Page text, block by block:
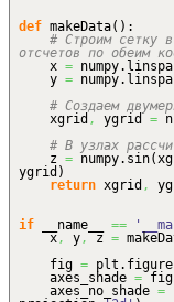
def makeData( ) :
# Строим сетку
отсчетов по обеим
x = numpy.
y = numpy.
# Создаем
xgrid , ygrid =
# В узлах
z = numpy. sin(
ygrid )
return xgrid ,
if __name__ ==
x, y, z =
fig = plt. figure
axes_shade =
axes_no_shade =